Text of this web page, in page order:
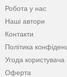
Робота у нас
Наші автори
Контакти
Політика
Угода користувача
Оферта